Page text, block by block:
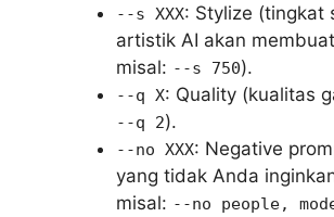
--s XXX: Stylize (tingkat
artistik AI akan
misal: --s 750).
--q X: Quality (kualitas
--q 2).
--no XXX: Negative
yang tidak Anda
misal: --no people,